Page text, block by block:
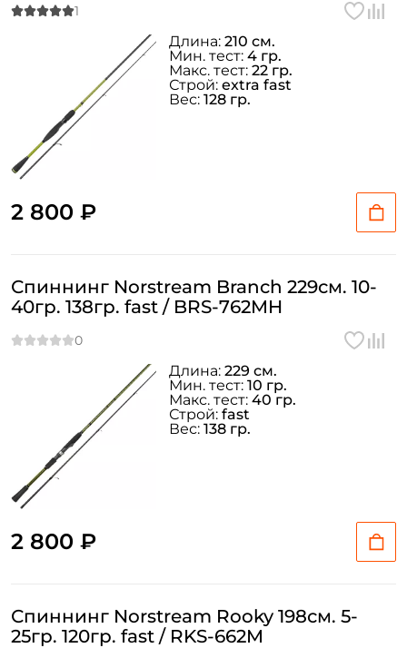
2 800 ₽
Длина: 210 см.
Мин. тест: 4 гр.
Макс. тест: 22 гр.
Строй: extra fast
Вес: 128 гр.
Спиннинг Norstream Branch 229см. 10-
40гр. 138гр. fast / BRS-762MH
2 800 ₽
Длина: 229 см.
Мин. тест: 10 гр.
Макс. тест: 40 гр.
Строй: fast
Вес: 138 гр.
Спиннинг Norstream Rooky 198см. 5-
25гр. 120гр. fast / RKS-662M